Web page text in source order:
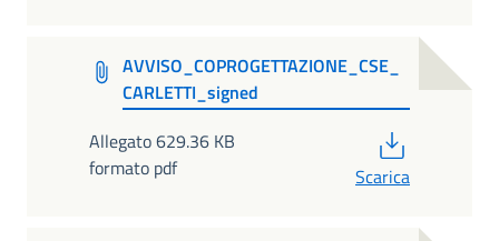
AVVISO_COPROGETTAZIONE_CSE_
CARLETTI_signed
Allegato 629.36 KB
formato pdf
Scarica